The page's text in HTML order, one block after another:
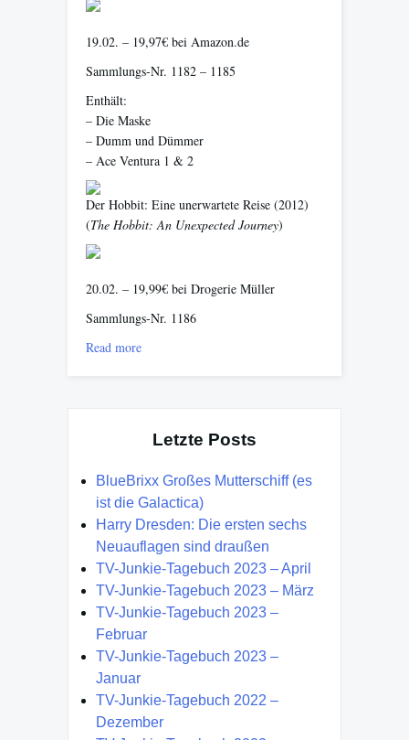
19.02. – 19,97€ bei Amazon.de
Sammlungs-Nr. 1182 – 1185
Enthält:
– Die Maske
– Dumm und Dümmer
– Ace Ventura 1 & 2
Der Hobbit: Eine unerwartete Reise (2012)
(The Hobbit: An Unexpected Journey)
20.02. – 19,99€ bei Drogerie Müller
Sammlungs-Nr. 1186
Read more
Letzte Posts
BlueBrixx Großes Mutterschiff (es
ist die Galactica)
Harry Dresden: Die ersten sechs
Neuauflagen sind draußen
TV-Junkie-Tagebuch 2023 – April
TV-Junkie-Tagebuch 2023 – März
TV-Junkie-Tagebuch 2023 –
Februar
TV-Junkie-Tagebuch 2023 –
Januar
TV-Junkie-Tagebuch 2022 –
Dezember